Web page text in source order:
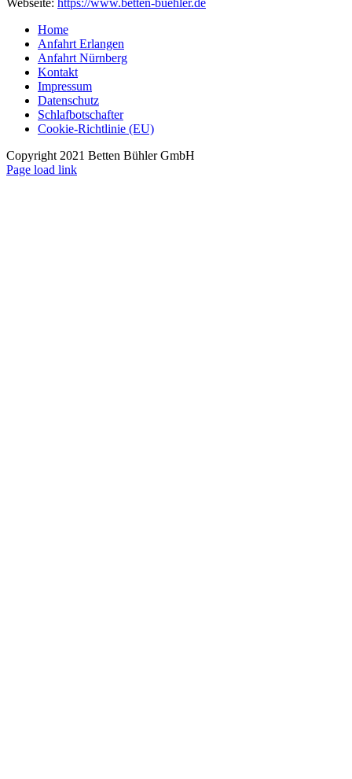
Webseite: https://www.betten-buehler.de
Home
Anfahrt Erlangen
Anfahrt Nürnberg
Kontakt
Impressum
Datenschutz
Schlafbotschafter
Cookie-Richtlinie (EU)
Copyright 2021 Betten Bühler GmbH
Page load link